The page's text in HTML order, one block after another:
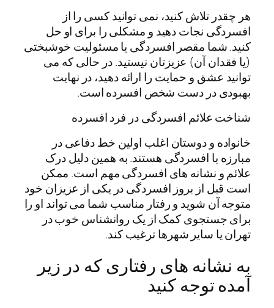
هر چقدر تلاش کنید، نمی توانید کسی را از
افسردگی نجات دهید و مشکلی را برای او حل
کنید. شما مقصر افسردگی یا مسئولیت خوشبختی
(یا فقدان آن) عزیزتان نیستید. در حالی که می
توانید عشق و حمایت را ارائه دهید، در نهایت
بهبودی در دست شخص افسرده است.
شناخت علائم افسردگی در فرد افسرده
خانواده و دوستان اغلب اولین خط دفاعی در
مبارزه با افسردگی هستند. به همین دلیل درک
علائم و نشانه های افسردگی مهم است. ممکن
است قبل از بروز افسردگی در یکی از عزیزان خود
متوجه آن شوید و رفتار مناسب شما می تواند او را
برای جستجوی کمک از یک روانشناس خوب در
تهران یا سایر شهرها ترغیب کند.
به نشانه های رفتاری که در زیر
آمده توجه کنید